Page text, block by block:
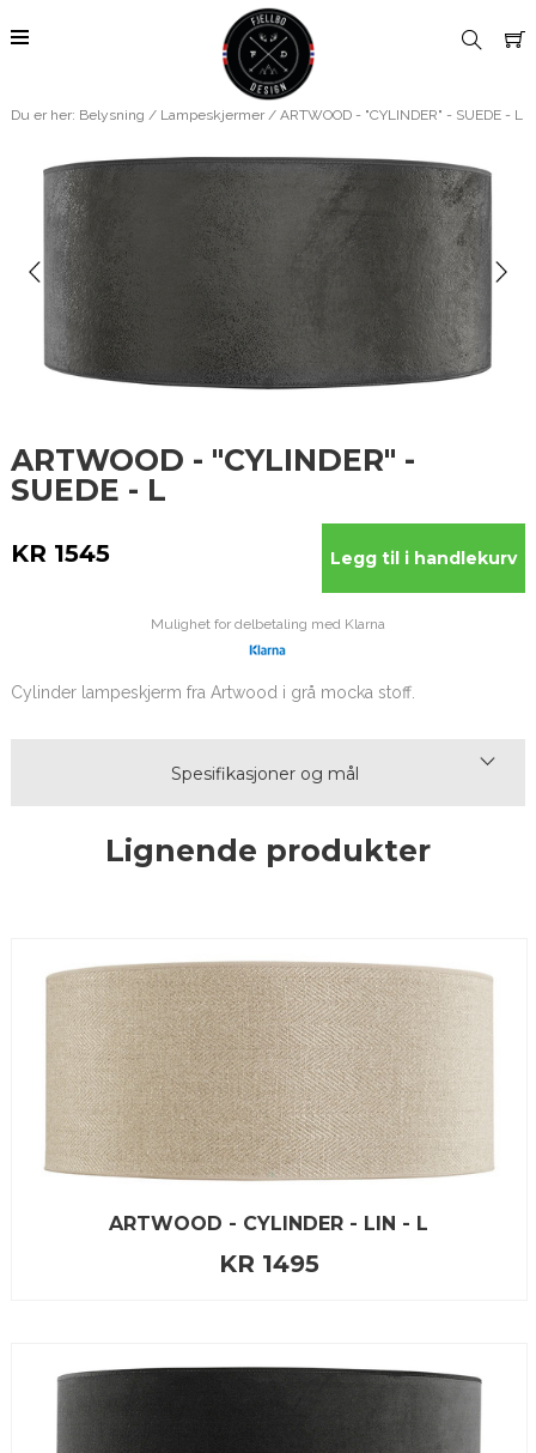
Du er her: Belysning / Lampeskjermer/ ARTWOOD - "CYLINDER" - SUEDE - L
ARTWOOD - "CYLINDER" -
SUEDE - L
KR 1545
Mulighet for delbetaling med Klarna
Cylinder lampeskjerm fra Artwood i grå mocka stoff.
Spesifikasjoner og mål
Lignende produkter
ARTWOOD - CYLINDER - LIN - L
KR 1495